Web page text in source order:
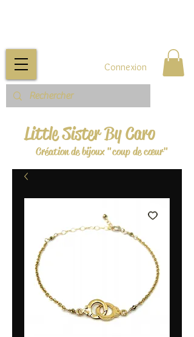
Little Sister By Caro
Création de bijoux "coup de cœur"
Connexion